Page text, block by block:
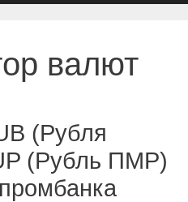
валют
(Рубля
(Рубль ПМР)